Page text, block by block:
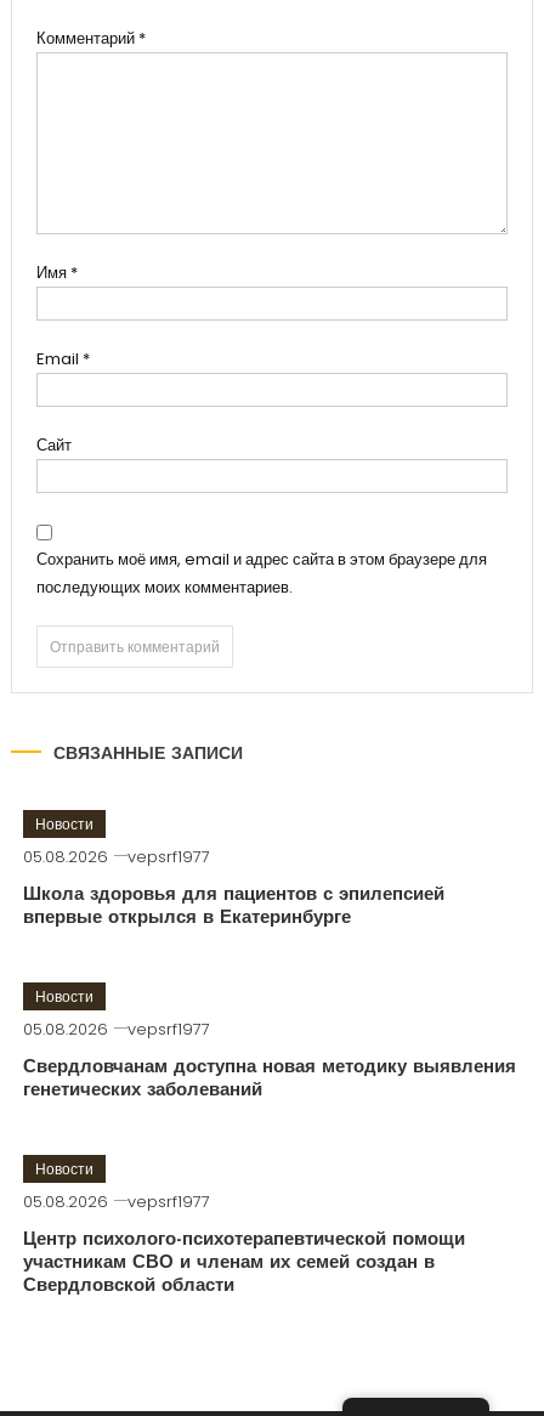
Комментарий *
Имя *
Email *
Сайт
Сохранить моё имя, email и адрес сайта в этом браузере для
последующих моих комментариев.
СВЯЗАННЫЕ ЗАПИСИ
Новости
05.08.2026 vepsrf1977
Школа здоровья для пациентов с эпилепсией
впервые открылся в Екатеринбурге
Новости
05.08.2026 vepsrf1977
Свердловчанам доступна новая методику выявления
генетических заболеваний
Новости
05.08.2026 vepsrf1977
Центр психолого-психотерапевтической помощи
участникам СВО и членам их семей создан в
Свердловской области